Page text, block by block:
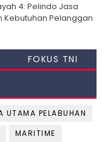
4: Pelindo Jasa
Kebutuhan Pelanggan
FOKUS TNI
UTAMA PELABUHAN
MARITIME